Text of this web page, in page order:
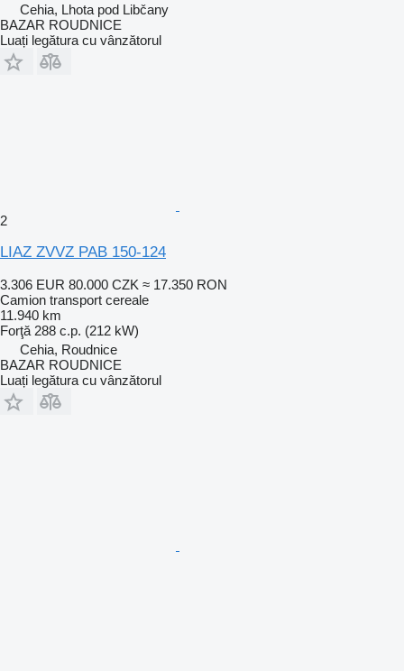
Cehia, Lhota pod Libčany
BAZAR ROUDNICE
Luați legătura cu vânzătorul
2
LIAZ ZVVZ PAB 150-124
3.306 EUR 80.000 CZK ≈ 17.350 RON
Camion transport cereale
11.940 km
Forţă 288 c.p. (212 kW)
Cehia, Roudnice
BAZAR ROUDNICE
Luați legătura cu vânzătorul